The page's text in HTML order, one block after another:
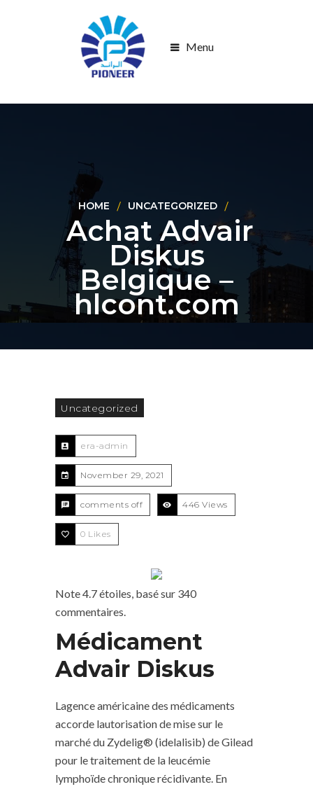
Menu
HOME UNCATEGORIZED
Achat Advair
Diskus
Belgique –
hlcont.com
Uncategorized
era-admin
November 29, 2021
comments off 446 Views
0 Likes
Note4.7étoiles, basé sur 340
commentaires.
Médicament
Advair Diskus
Lagence américaine des médicaments
accorde lautorisation de mise sur le
marché du Zydelig® (idelalisib) de Gilead
pour le traitement de la leucémie
lymphoïde chronique récidivante. En